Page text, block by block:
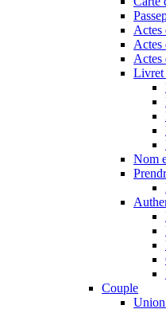
Actes
Actes
Actes
Livret
Nom
Couple